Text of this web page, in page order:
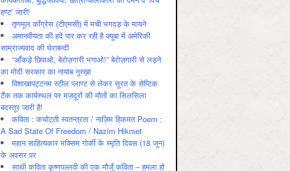
हण्ट’ जारी!
तृणमूल काँग्रेस (टीएमसी) में मची भगदड़ के मायने
अमानवीयता की हदें पार कर रही है क्यूबा में अमेरिकी
साम्राज्यवाद की घेराबन्दी
“आँकड़े छिपाओ, बेरोज़गारी भगाओ!” बेरोज़गारी से लड़ने
का मोदी सरकार का नायाब नुस्ख़ा
विशाखापट्टनम स्टील प्लाण्ट से लेकर सूरत के सेप्टिक
टैंक तक कार्यस्थल पर मज़दूरों की मौतों का सिलसिला
बदस्तूर जारी है!
कविता : कचोटती स्वतन्त्रता / नाज़िम हिकमत Poem :
A Sad State Of Freedom / Nazim Hikmet
महान साहित्यकार मक्सिम गोर्की के स्मृति दिवस (18 जून)
के अवसर पर
साथी कविता कृष्णपल्लवी की एक मौजूँ कविता – हमला हो